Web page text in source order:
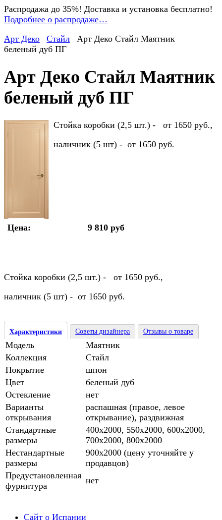
Распродажа до 35%! Доставка и установка бесплатно!
Подробнее о распродаже…
Арт Деко
Стайл
Арт Деко Стайл Маятник
беленый дуб ПГ
Арт Деко Стайл Маятник
беленый дуб ПГ
Стойка коробки (2,5 шт.) - от 1650 руб.,
наличник (5 шт) - от 1650 руб.
Цена: 9 810 руб
Стойка коробки (2,5 шт.) - от 1650 руб.,
наличник (5 шт) - от 1650 руб.
Характеристики Советы дизайнера Отзывы о товаре
Модель
Маятник
Коллекция
Стайл
Покрытие
шпон
Цвет
беленый дуб
Остекление
нет
Варианты
открывания
распашная (правое, левое
открывание), раздвижная
Стандартные
размеры
400х2000, 550х2000, 600х2000,
700х2000, 800х2000
Нестандартные
размеры
900х2000 (цену уточняйте у
продавцов)
Предустановленная
фурнитура
нет
Сайт о Испании